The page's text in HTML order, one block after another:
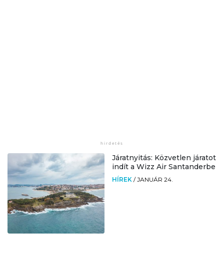
Járatnyitás: Közvetlen járatot
indít a Wizz Air Santanderbe
HÍREK /JANUÁR 24.